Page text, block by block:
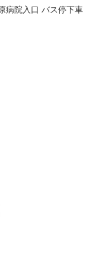
病院入口 バス停下車